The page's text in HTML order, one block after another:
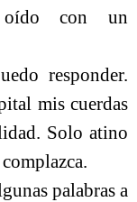
con un
responder.
mis cuerdas
Solo atino
palabras a